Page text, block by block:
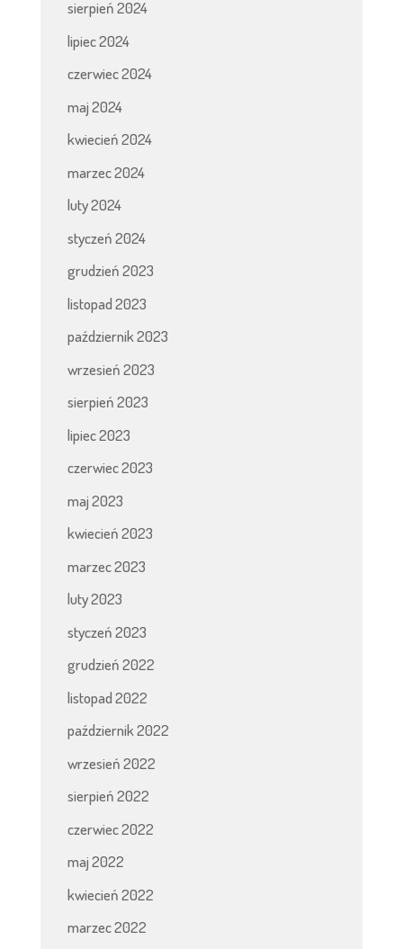
sierpień 2024
lipiec 2024
czerwiec 2024
maj 2024
kwiecień 2024
marzec 2024
luty 2024
styczeń 2024
grudzień 2023
listopad 2023
październik 2023
wrzesień 2023
sierpień 2023
lipiec 2023
czerwiec 2023
maj 2023
kwiecień 2023
marzec 2023
luty 2023
styczeń 2023
grudzień 2022
listopad 2022
październik 2022
wrzesień 2022
sierpień 2022
czerwiec 2022
maj 2022
kwiecień 2022
marzec 2022